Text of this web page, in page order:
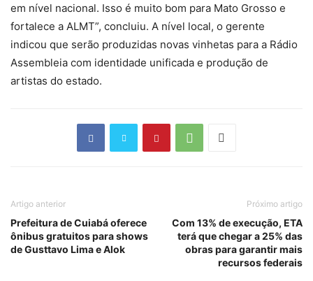
em nível nacional. Isso é muito bom para Mato Grosso e
fortalece a ALMT”, concluiu. A nível local, o gerente
indicou que serão produzidas novas vinhetas para a Rádio
Assembleia com identidade unificada e produção de
artistas do estado.
Artigo anterior
Prefeitura de Cuiabá oferece
ônibus gratuitos para shows
de Gusttavo Lima e Alok
Próximo artigo
Com 13% de execução, ETA
terá que chegar a 25% das
obras para garantir mais
recursos federais